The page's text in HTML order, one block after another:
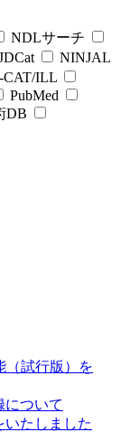
NDLサーチ
NINJAL
CAT/ILL
PubMed
DB
（試行版）を
について
いたしました